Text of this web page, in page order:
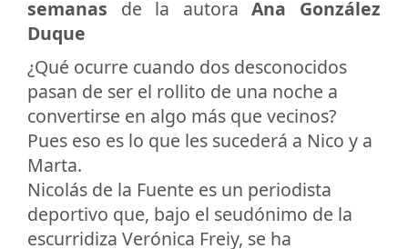
semanas de la autoraAna González
Duque
¿Qué ocurre cuando dos desconocidos
pasan de ser el rollito de una noche a
convertirse en algo más que vecinos?
Pues eso es lo que les sucederá a Nico y a
Marta.
Nicolás de la Fuente es un periodista
deportivo que, bajo el seudónimo de la
escurridiza Verónica Freiy, se ha